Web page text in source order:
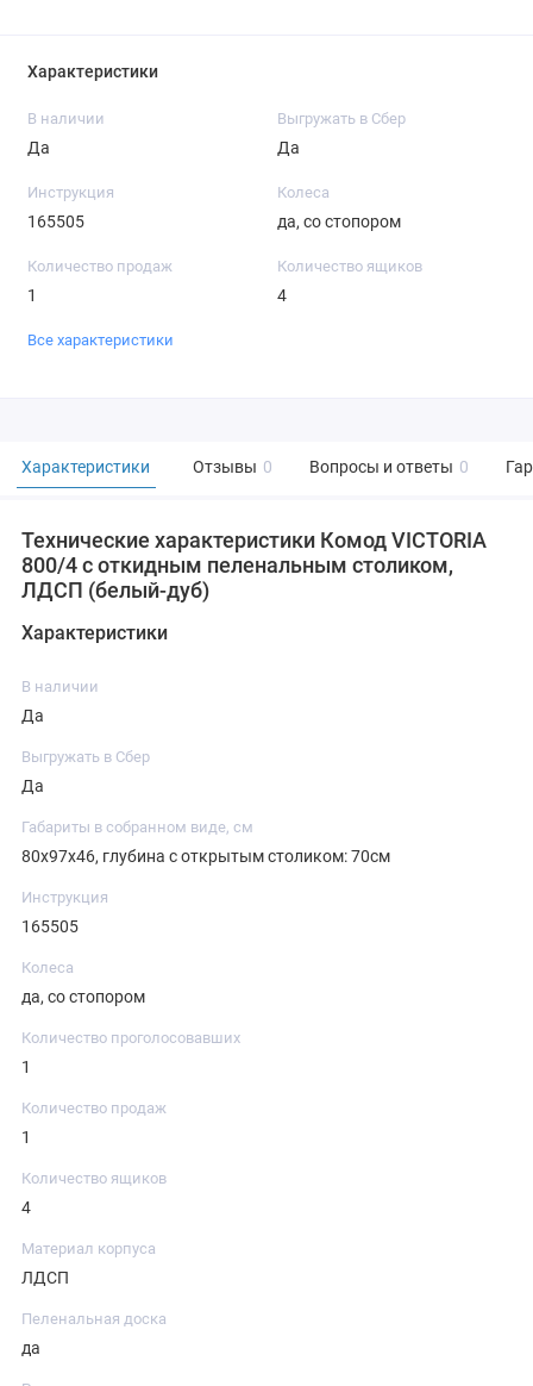
Характеристики
В наличии
Да
Выгружать в Сбер
Да
Инструкция
165505
Колеса
да, со стопором
Количество продаж
1
Количество ящиков
4
Все характеристики
Характеристики Отзывы 0 Вопросы и ответы 0
Технические характеристики Комод VICTORIA
800/4 с откидным пеленальным столиком,
ЛДСП (белый-дуб)
Характеристики
В наличии
Да
Выгружать в Сбер
Да
Габариты в собранном виде, см
80x97x46, глубина с открытым столиком: 70см
Инструкция
165505
Колеса
да, со стопором
Количество проголосовавших
1
Количество продаж
1
Количество ящиков
4
Материал корпуса
ЛДСП
Пеленальная доска
да